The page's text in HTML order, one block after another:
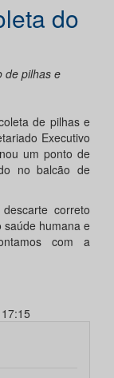
do
de pilhas e
de pilhas e
Executivo
um ponto de
no balcão de
correto
saúde humana e
com a